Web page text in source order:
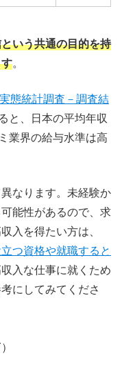
いう共通の目的を持
。
態統計調査－調査結
と、日本の平均年収
業界の給与水準は高
なります。未経験か
能性があるので、求
入を得たい方は、
つ資格や就職すると
入な仕事に就くため
にしてみてくださ